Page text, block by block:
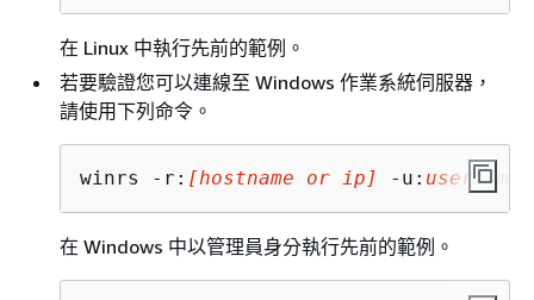
在 Linux 中執行先前的範例。
若要驗證您可以連線至 Windows 作業系統伺服器，
請使用下列命令。
winrs -r: [hostname or ip] -u: username
在 Windows 中以管理員身分執行先前的範例。